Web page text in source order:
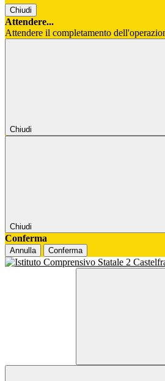
Chiudi
Attendere...
Attendere il completamento
Chiudi
Chiudi
Conferma
Annulla Conferma